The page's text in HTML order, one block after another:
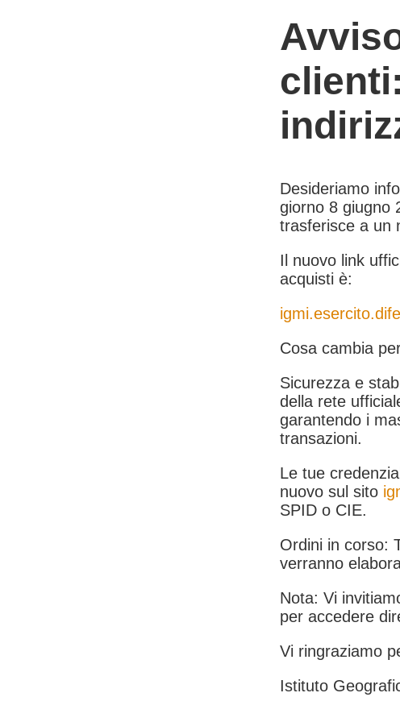
Desideriamo
giorno 8 giugno
trasferisce a un
Il nuovo link
acquisti è:
Cosa cambia
Sicurezza e
della rete
garantendo i
transazioni.
Le tue
nuovo sul sito
SPID o CIE.
Ordini in corso:
verranno
Nota: Vi
per accedere
Vi ringraziamo
Istituto